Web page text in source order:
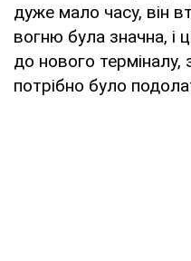
дуже мало часу, він
вогню була значна, і
до нового терміналу,
потрібно було